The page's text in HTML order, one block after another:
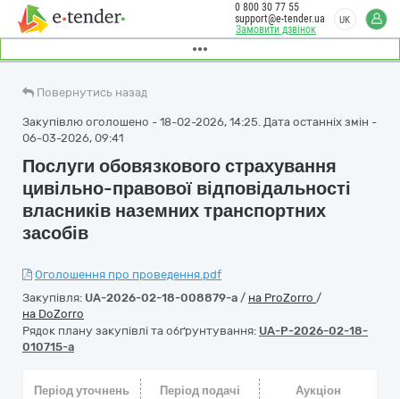
Замовити дзвінок
0 800 30 77 55
support@e-tender.ua
UK
Повернутись назад
Закупівлю оголошено - 18-02-2026, 14:25. Дата останніх змін -
06-03-2026, 09:41
Послуги обовязкового страхування
цивільно-правової відповідальності
власників наземних транспортних
засобів
Оголошення про проведення.pdf
Закупівля: UA-2026-02-18-008879-a / на ProZorro /
на DoZorro
Рядок плану закупівлі та обґрунтування: UA-P-2026-02-18-
010715-a
Період уточнень
Період подачі
Аукціон